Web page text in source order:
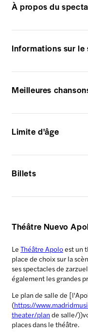
À propos du
Informations sur le
Meilleures
Limite d'âge
Billets
Théâtre Nuevo
Le Théâtre Apoloest un
place de choix sur la
ses spectacles de
également les grandes
Le plan de salle de
(https://
theater/plan de salle/
places dans le théâtre.